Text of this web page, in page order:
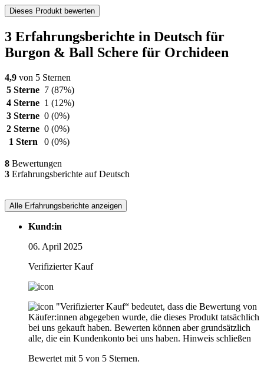
Dieses Produkt bewerten
3 Erfahrungsberichte in Deutsch für
Burgon & Ball Schere für Orchideen
4,9 von 5 Sternen
5 Sterne 7 (87%)
4 Sterne 1 (12%)
3 Sterne 0 (0%)
2 Sterne 0 (0%)
1 Stern
0 (0%)
8 Bewertungen
3 Erfahrungsberichte auf Deutsch
Alle Erfahrungsberichte anzeigen
Kund:in
06. April 2025
Verifizierter Kauf
"Verifizierter Kauf“ bedeutet, dass die Bewertung von
Käufer:innen abgegeben wurde, die dieses Produkt tatsächlich
bei uns gekauft haben. Bewerten können aber grundsätzlich
alle, die ein Kundenkonto bei uns haben. Hinweis schließen
Bewertet mit 5 von 5 Sternen.